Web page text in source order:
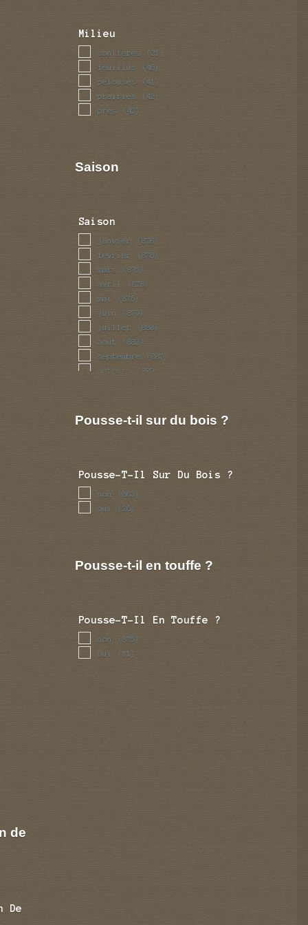
de
De
Milieu
coniferes (31)
feuillus (46)
pelouses (41)
prairies (42)
pres (42)
Saison
Saison
janvier (878)
fevrier (878)
mars (875)
avril (878)
mai (876)
juin (879)
juillet (880)
aout (882)
septembre (887)
octobre (889)
Pousse-t-il sur du bois ?
Pousse-T-Il Sur Du Bois ?
non (863)
oui (26)
Pousse-t-il en touffe ?
Pousse-T-Il En Touffe ?
non (875)
oui (11)